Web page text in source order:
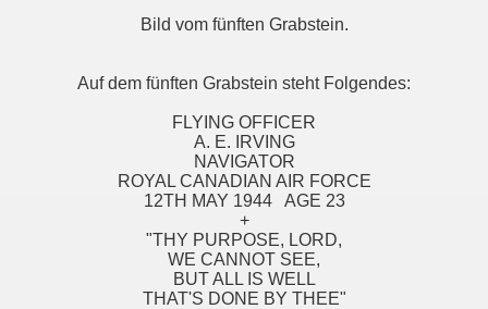
Bild vom fünften Grabstein.
Auf dem fünften Grabstein steht Folgendes:
FLYING OFFICER
A. E. IRVING
NAVIGATOR
ROYAL CANADIAN AIR FORCE
12TH MAY 1944 AGE 23
+
"THY PURPOSE, LORD,
WE CANNOT SEE,
BUT ALL IS WELL
THAT'S DONE BY THEE"